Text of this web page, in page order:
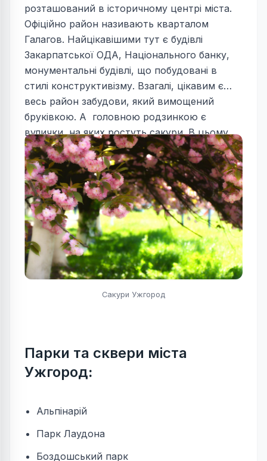
розташований в історичному центрі міста.
Офіційно район називають кварталом
Галагов. Найцікавішими тут є будівлі
Закарпатської ОДА, Національного банку,
монументальні будівлі, що побудовані в
стилі конструктивізму. Взагалі, цікавим є
весь район забудови, який вимощений
бруківкою. А головною родзинкою є
вулички, на яких ростуть сакури. В цьому
районі встановлені пам'ятники Т. Шевченка
і Т. Масарика.
Сакури Ужгород
Парки та сквери міста
Ужгород:
Альпінарій
Парк Лаудона
Боздошський парк